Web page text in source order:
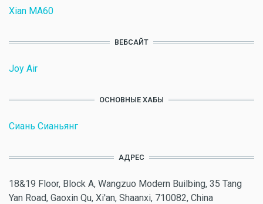
Xian MA60
ВЕБСАЙТ
Joy Air
ОСНОВНЫЕ ХАБЫ
Сиань Сианьянг
АДРЕС
18&19 Floor, Block A, Wangzuo Modern Builbing, 35 Tang
Yan Road, Gaoxin Qu, Xi'an, Shaanxi, 710082, China